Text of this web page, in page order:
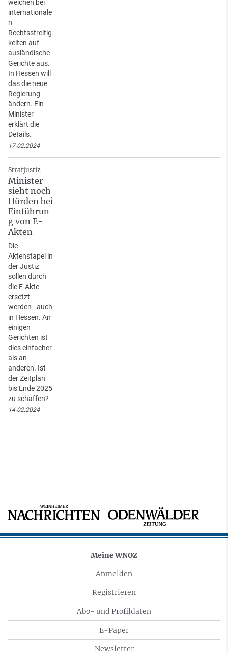
weichen bei
internationale
n
Rechtsstreitig
keiten auf
ausländische
Gerichte aus.
In Hessen will
das die neue
Regierung
ändern. Ein
Minister
erklärt die
Details.
17.02.2024
Strafjustiz
Minister
sieht noch
Hürden bei
Einführun
g von E-
Akten
Die
Aktenstapel in
der Justiz
sollen durch
die E-Akte
ersetzt
werden - auch
in Hessen. An
einigen
Gerichten ist
dies einfacher
als an
anderen. Ist
der Zeitplan
bis Ende 2025
zu schaffen?
14.02.2024
Meine WNOZ
Anmelden
Registrieren
Abo- und Profildaten
E-Paper
Newsletter